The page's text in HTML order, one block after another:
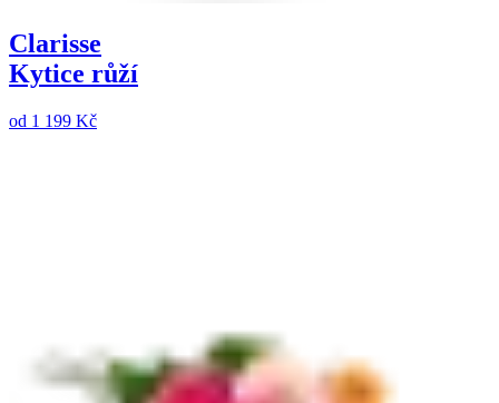
Clarisse
Kytice růží
od 1 199 Kč